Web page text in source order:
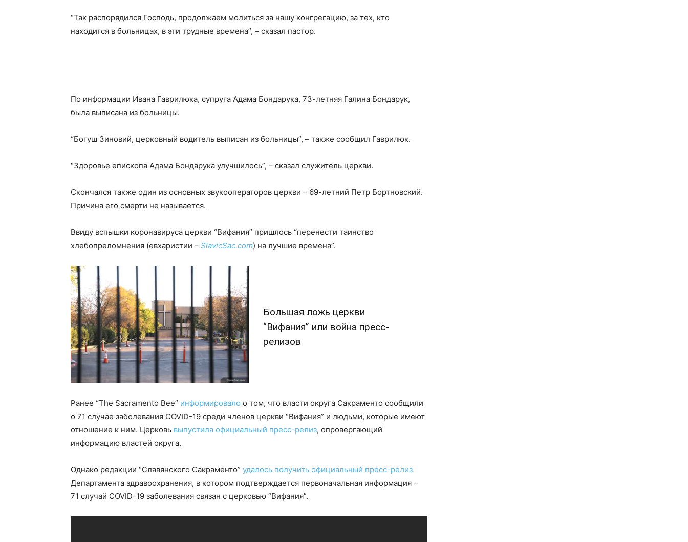
“Так распорядился Господь, продолжаем молиться за нашу конгрегацию, за тех, кто
находится в больницах, в эти трудные времена”, – сказал пастор.
По информации Ивана Гаврилюка, супруга Адама Бондарука, 73-летняя Галина Бондарук,
была выписана из больницы.
“Богуш Зиновий, церковный водитель выписан из больницы”, – также сообщил Гаврилюк.
“Здоровье епископа Адама Бондарука улучшилось”, – сказал служитель церкви.
Скончался также один из основных звукооператоров церкви – 69-летний Петр Бортновский.
Причина его смерти не называется.
Ввиду вспышки коронавируса церкви “Вифания” пришлось “перенести таинство
хлебопреломнения (евхаристии – SlavicSac.com) на лучшие времена”.
Большая ложь церкви
“Вифания” или война пресс-
релизов
Ранее “The Sacramento Bee” информировало о том, что власти округа Сакраменто сообщили
о 71 случае заболевания COVID-19 среди членов церкви “Вифания” и людьми, которые имеют
отношение к ним. Церковь выпустила официальный пресс-релиз, опровергающий
информацию властей округа.
Однако редакции “Славянского Сакраменто” удалось получить официальный пресс-релиз
Департамента здравоохранения, в котором подтверждается первоначальная информация –
71 случай COVID-19 заболевания связан с церковью “Вифания”.